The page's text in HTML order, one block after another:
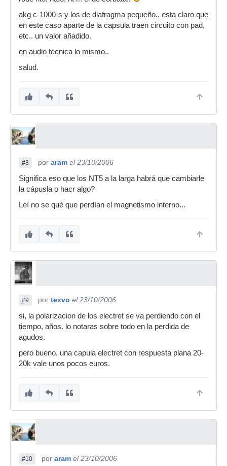
akg c-1000-s y los de diafragma pequeño.. esta claro que
en este caso aparte de la capsula traen circuito con pad,
etc.. un valor añadido.
en audio tecnica lo mismo..
salud.
#8 por aram el 23/10/2006
Significa eso que los NT5 a la larga habrá que cambiarle
la cápusla o hacr algo?
Leí no se qué que perdían el magnetismo interno...
#9 por texvo el 23/10/2006
si, la polarizacion de los electret se va perdiendo con el
tiempo, años. lo notaras sobre todo en la perdida de
agudos.
pero bueno, una capula electret con respuesta plana 20-
20k vale unos pocos euros.
#10 por aram el 23/10/2006